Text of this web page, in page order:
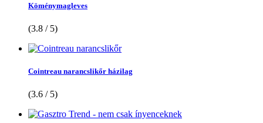
Köménymagleves
(3.8 / 5)
Cointreau narancslikőr házilag
(3.6 / 5)